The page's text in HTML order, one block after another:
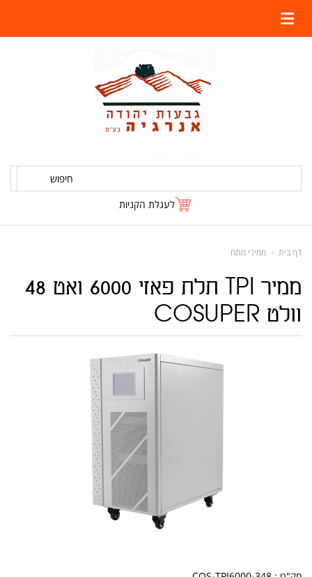
חיפוש
לעגלת הקניות
דף בית ממירי מתח
ממיר TPI תלת פאזי 6000 ואט 48
וולט COSUPER